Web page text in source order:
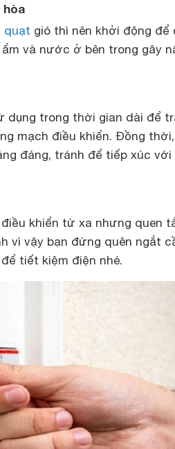
hòa
quạt gió thì nên khởi động để
và nước ở bên trong gây
dụng trong thời gian dài để
mạch điều khiển. Đồng
đáng, tránh để tiếp xúc với
khiển từ xa nhưng quen
vì vậy bạn đừng quên ngắt
tiết kiệm điện nhé.